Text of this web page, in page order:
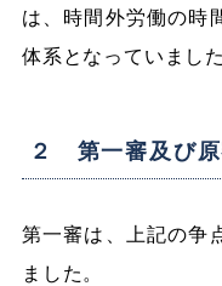
は、時間外労働の時
体系となっていました
２ 第一審及び原
第一審は、上記の争
ました。